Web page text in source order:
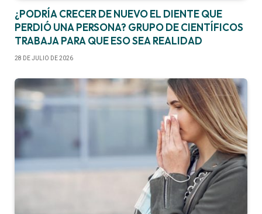
¿PODRÍA CRECER DE NUEVO EL DIENTE QUE
PERDIÓ UNA PERSONA? GRUPO DE CIENTÍFICOS
TRABAJA PARA QUE ESO SEA REALIDAD
28 DE JULIO DE 2026